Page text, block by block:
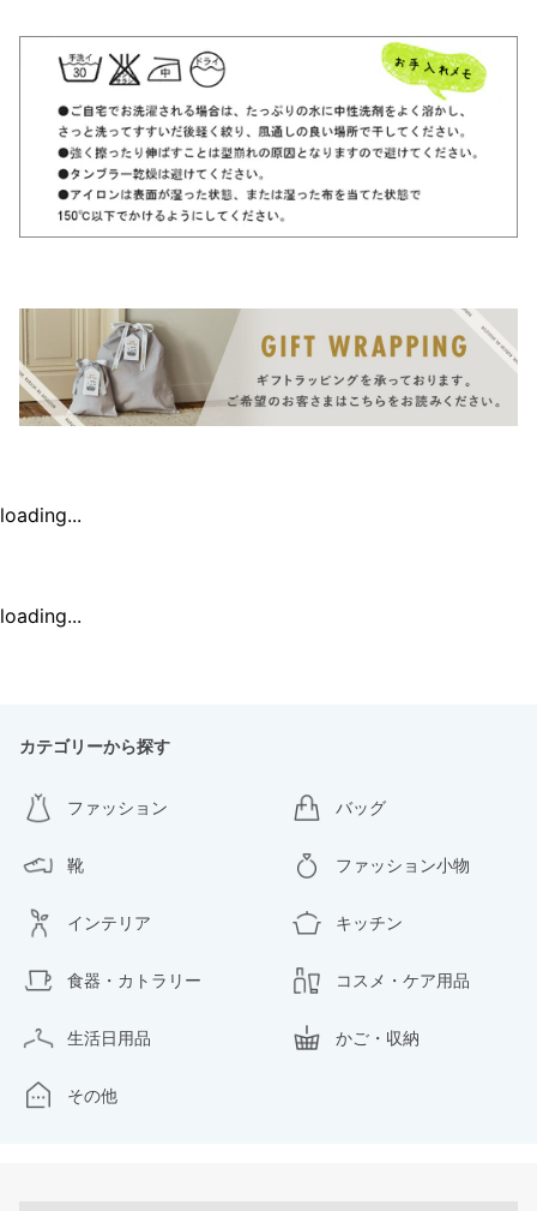
loading...
loading...
カテゴリーから探す
ファッション バッグ
靴 ファッション小物
インテリア キッチン
食器・カトラリー コスメ・ケア用品
生活日用品 かご・収納
その他